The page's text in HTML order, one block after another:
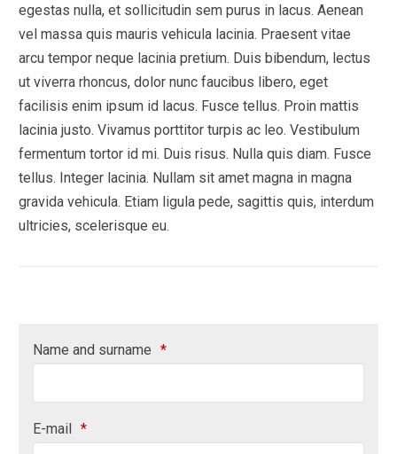
egestas nulla, et sollicitudin sem purus in lacus. Aenean
vel massa quis mauris vehicula lacinia. Praesent vitae
arcu tempor neque lacinia pretium. Duis bibendum, lectus
ut viverra rhoncus, dolor nunc faucibus libero, eget
facilisis enim ipsum id lacus. Fusce tellus. Proin mattis
lacinia justo. Vivamus porttitor turpis ac leo. Vestibulum
fermentum tortor id mi. Duis risus. Nulla quis diam. Fusce
tellus. Integer lacinia. Nullam sit amet magna in magna
gravida vehicula. Etiam ligula pede, sagittis quis, interdum
ultricies, scelerisque eu.
Name and surname *
E-mail *